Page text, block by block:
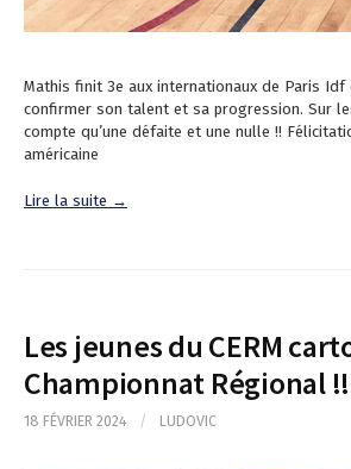
Mathis finit 3e aux internationaux de Paris
confirmer son talent et sa progression. Sur
compte qu’une défaite et une nulle !!
américaine
Lire la suite →
Les jeunes du CERM
Championnat Régional !!
18 FÉVRIER 2024 / LUDOVIC